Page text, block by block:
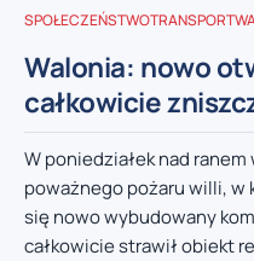
SPOŁECZEŃSTWOTRANSPORT
Walonia: nowo
całkowicie
W poniedziałek nad
poważnego pożaru willi, w
się nowo wybudowany
całkowicie strawił obiekt